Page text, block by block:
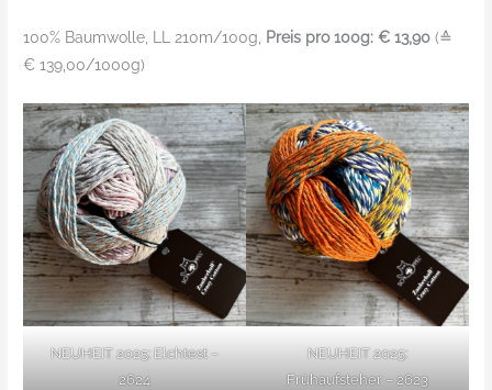
100% Baumwolle, LL 210m/100g, Preis pro 100g: € 13,90 (≙
€ 139,00/1000g)
NEUHEIT 2025: Elchtest –
2624
NEUHEIT 2025:
Frühaufsteher – 2623